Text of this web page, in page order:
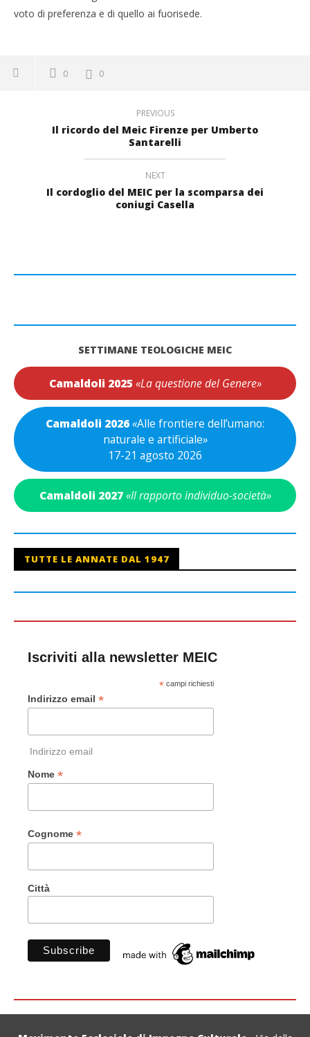
voto di preferenza e di quello ai fuorisede.
0 0
PREVIOUS
Il ricordo del Meic Firenze per Umberto
Santarelli
NEXT
Il cordoglio del MEIC per la scomparsa dei
coniugi Casella
SETTIMANE TEOLOGICHE MEIC
Camaldoli 2025 «La questione del Genere»
Camaldoli 2026«Alle frontiere dell’umano:
naturale e artificiale»
17-21 agosto 2026
Camaldoli 2027 «Il rapporto individuo-società»
TUTTE LE ANNATE DAL 1947
Iscriviti alla newsletter MEIC
*campi richiesti
Indirizzo email *
Indirizzo email
Nome *
Cognome *
Città